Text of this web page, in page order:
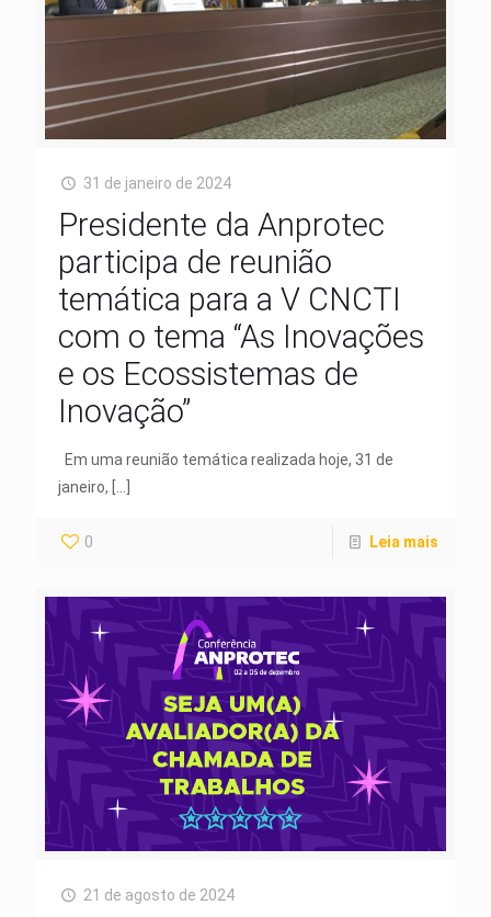
31 de janeiro de 2024
Presidente da Anprotec
participa de reunião
temática para a V CNCTI
com o tema “As Inovações
e os Ecossistemas de
Inovação”
Em uma reunião temática realizada hoje, 31 de
janeiro, […]
0 Leia mais
21 de agosto de 2024